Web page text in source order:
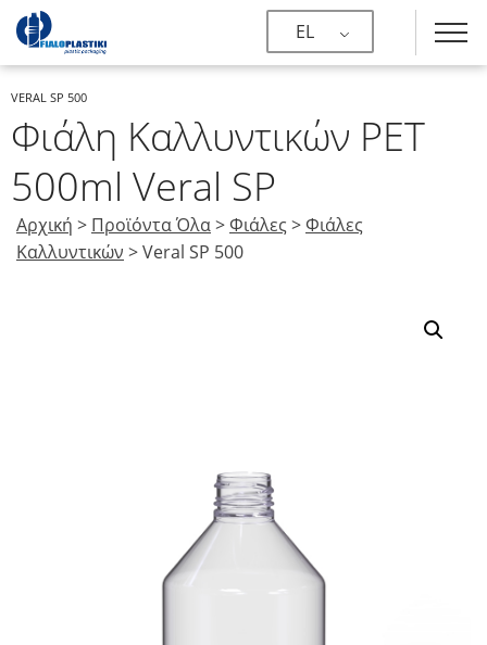
EL
VERAL SP 500
Φιάλη Καλλυντικών PET
500ml Veral SP
Αρχική > Προϊόντα Όλα>Φιάλες >Φιάλες
Καλλυντικών >Veral SP 500